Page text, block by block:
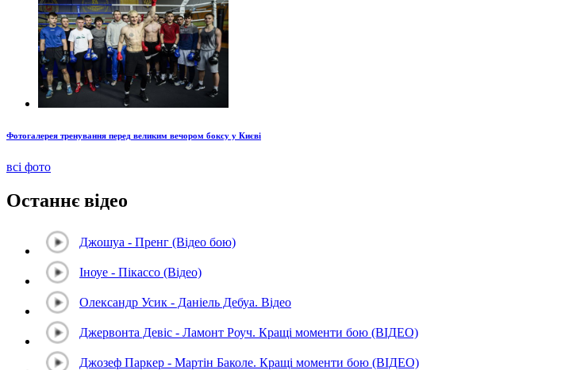
Фотогалерея тренування перед великим вечором боксу у Києві
всі фото
Останнє відео
Джошуа - Пренг (Відео бою)
Іноуе - Пікассо (Відео)
Олександр Усик - Даніель Дебуа. Відео
Джервонта Девіс - Ламонт Роуч. Кращі моменти бою (ВІДЕО)
Джозеф Паркер - Мартін Баколе. Кращі моменти бою (ВІДЕО)